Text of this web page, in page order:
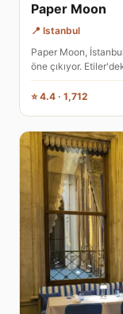
Paper Moon
📍 Istanbul
Paper Moon,
öne çıkıyor.
⭐ 4.4 · 1,712